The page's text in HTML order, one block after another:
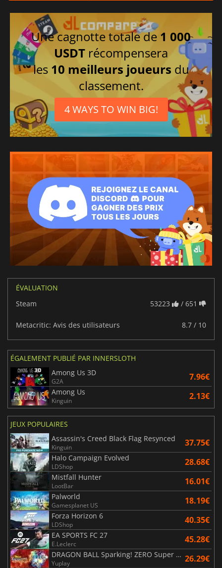
Une cagnotte totale de 1 000
USDT récompensera
les 10 meilleurs joueurs du
classement.
4 WAYS TO WIN BIG!
ÉVALUATION
Steam
53223 / 651
Metacritic: Avis des utilisateurs 8.7 / 10
ÉGALEMENT PUBLIÉ PAR INNERSLOTH
Among Us 3D
G2A 7.96€
Among Us
Kinguin 2.13€
JEUX POPULAIRES
Assassin's Creed Black Flag Resynced
Kinguin 37.75€
Halo Campaign Evolved
LDShop 28.68€
Mistfall Hunter
LootBar 16.01€
Palworld
Gamesplanet US 18.19€
Forza Horizon 6
LDShop 40.35€
EA SPORTS FC 27
E.Leclerc 45.28€
DRAGON BALL Sparking! ZERO Super Limit Breaking NEO
Yuplay 26.29€